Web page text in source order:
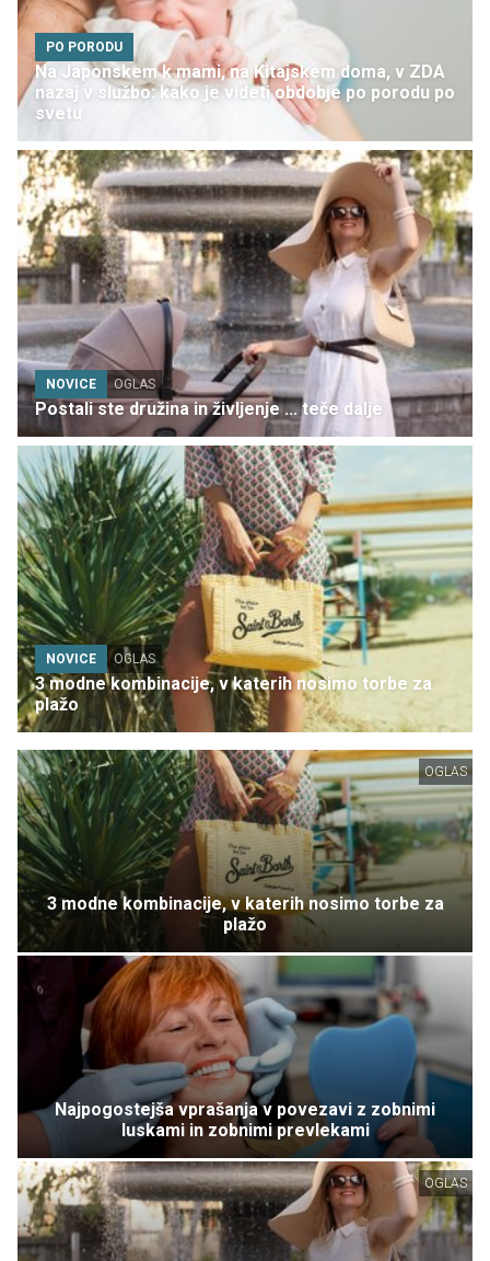
PO PORODU
Na Japonskem k mami, na Kitajskem doma, v ZDA
nazaj v službo: kako je videti obdobje po porodu po
svetu
NOVICE OGLAS
Postali ste družina in življenje ... teče dalje
NOVICE OGLAS
3 modne kombinacije, v katerih nosimo torbe za
plažo
OGLAS
3 modne kombinacije, v katerih nosimo torbe za
plažo
Najpogostejša vprašanja v povezavi z zobnimi
luskami in zobnimi prevlekami
OGLAS